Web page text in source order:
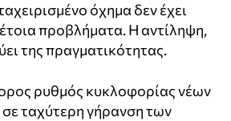
όχημα δεν έχει
προβλήματα. Η αντίληψη,
της πραγματικότητας.
ρυθμός κυκλοφορίας νέων
ταχύτερη γήρανση των